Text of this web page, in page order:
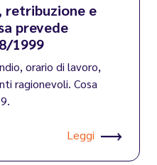
e
prevede
1999
orario di lavoro,
ragionevoli. Cosa
Leggi